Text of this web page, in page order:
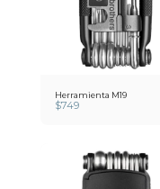
Herramienta M19
$749